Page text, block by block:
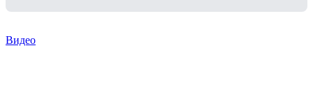
Видео